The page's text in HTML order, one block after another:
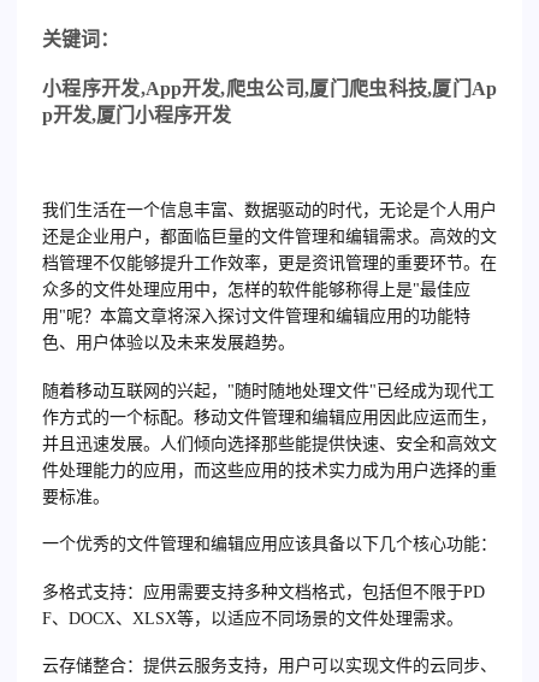
关键词：
小程序开发,App开发,爬虫公司,厦门爬虫科技,厦门 Ap
p开发,厦门小程序开发
我们生活在一个信息丰富、数据驱动的时代，无论是个人用户
还是企业用户，都面临巨量的文件管理和编辑需求。高效的文
档管理不仅能够提升工作效率，更是资讯管理的重要环节。在
众多的文件处理应用中，怎样的软件能够称得上是"最佳应
用"呢？本篇文章将深入探讨文件管理和编辑应用的功能特
色、用户体验以及未来发展趋势。
随着移动互联网的兴起，"随时随地处理文件"已经成为现代工
作方式的一个标配。移动文件管理和编辑应用因此应运而生，
并且迅速发展。人们倾向选择那些能提供快速、安全和高效文
件处理能力的应用，而这些应用的技术实力成为用户选择的重
要标准。
一个优秀的文件管理和编辑应用应该具备以下几个核心功能：
多格式支持：应用需要支持多种文档格式，包括但不限于PD
F、DOCX、XLSX等，以适应不同场景的文件处理需求。
云存储整合：提供云服务支持，用户可以实现文件的云同步、